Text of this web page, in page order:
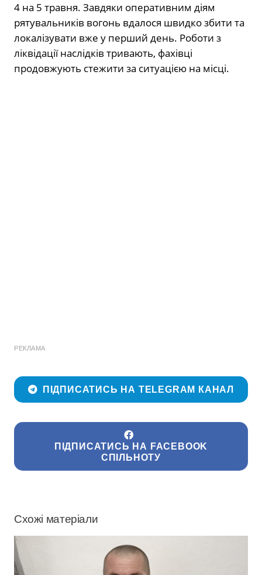
4 на 5 травня. Завдяки оперативним діям
рятувальників вогонь вдалося швидко збити та
локалізувати вже у перший день. Роботи з
ліквідації наслідків тривають, фахівці
продовжують стежити за ситуацією на місці.
РЕКЛАМА
ПІДПИСАТИСЬ НА TELEGRAM КАНАЛ
ПІДПИСАТИСЬ НА FACEBOOK
СПІЛЬНОТУ
Схожі матеріали